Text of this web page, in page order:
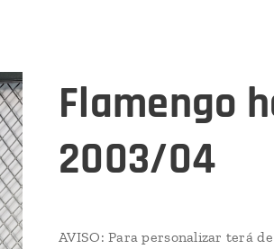
Flamengo
2003/04
AVISO: Para personalizar terá